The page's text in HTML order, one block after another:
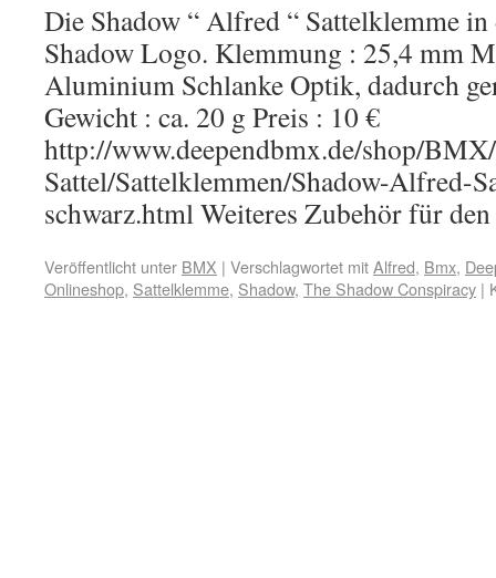
Die Shadow “ Alfred “ Sattelklemme
Shadow Logo. Klemmung : 25,4 mm
Aluminium Schlanke Optik, dadurch
Gewicht : ca. 20 g Preis : 10 €
http://www.deependbmx.de/shop/
Sattel/Sattelklemmen/Shadow-Alfred-
schwarz.html Weiteres Zubehör für
Veröffentlicht unter BMX | Verschlagwortet mitAlfred, Bmx,
Onlineshop, Sattelklemme, Shadow, The Shadow Conspiracy |